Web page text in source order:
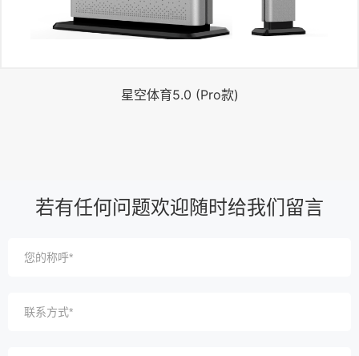
星空体育5.0 (Pro款)
若有任何问题欢迎随时给我们留言